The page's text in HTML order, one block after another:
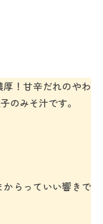
！甘辛だれのやわ
のみそ汁です。
らっていい響きで